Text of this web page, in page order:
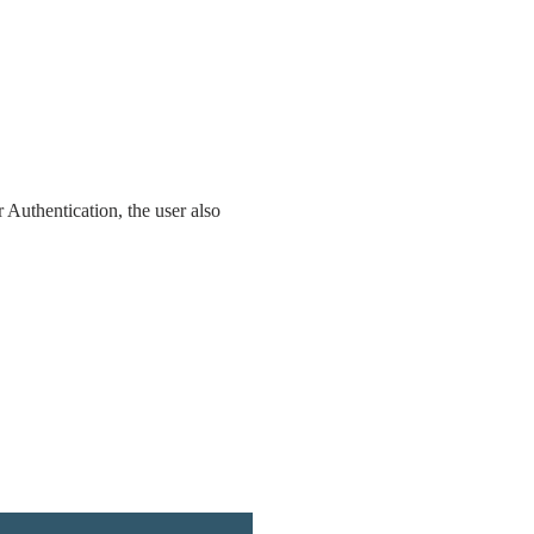
Authentication, the user also